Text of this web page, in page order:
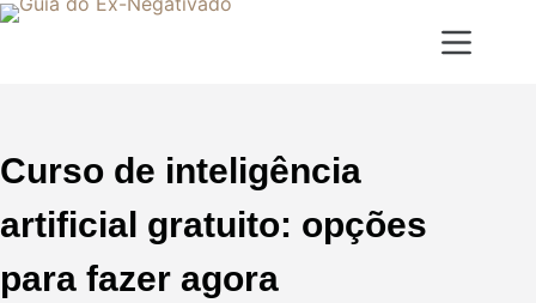
Curso de inteligência
artificial gratuito: opções
para fazer agora